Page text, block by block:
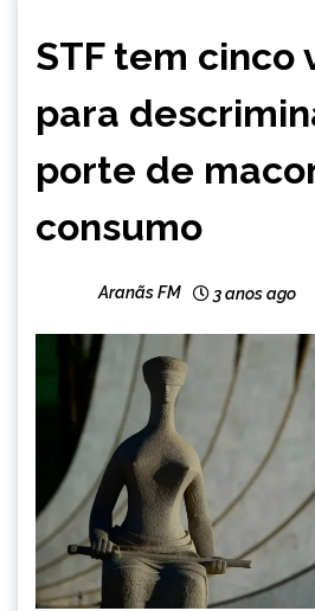
STF tem cinco
para
porte de
consumo
Aranãs FM 3 anos ago